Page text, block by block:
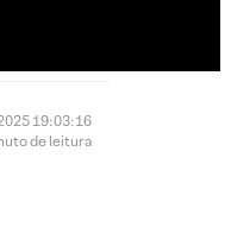
19:03:16
de leitura